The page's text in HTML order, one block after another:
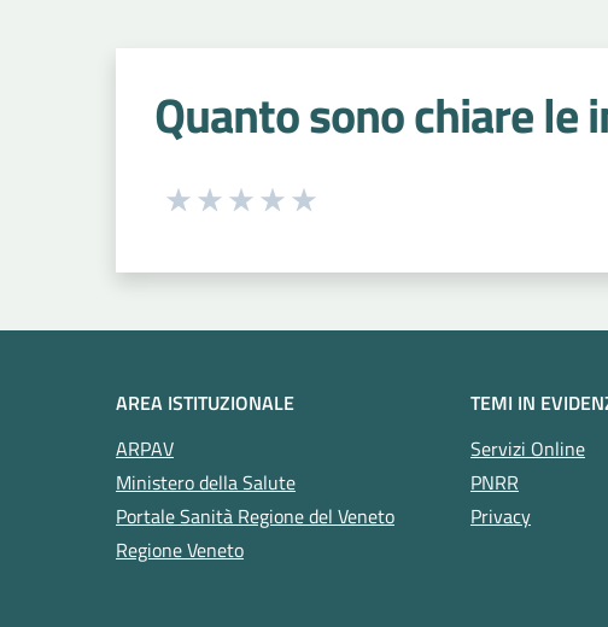
Quanto sono chiare le
Seleziona una valutazione da 1 a 5 stelle
AREA ISTITUZIONALE
ARPAV
Ministero della Salute
Portale Sanità Regione del Veneto
Regione Veneto
TEMI IN
Servizi Online
PNRR
Privacy